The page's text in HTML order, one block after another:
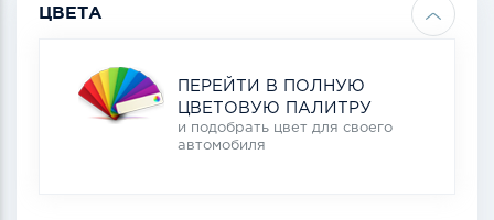
ЦВЕТА
ПЕРЕЙТИ В ПОЛНУЮ
ЦВЕТОВУЮ ПАЛИТРУ
и подобрать цвет для своего
автомобиля